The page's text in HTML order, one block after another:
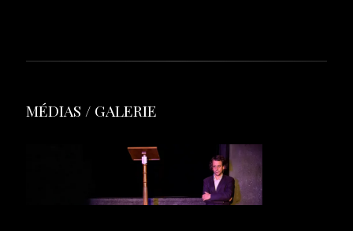
MÉDIAS / GALERIE